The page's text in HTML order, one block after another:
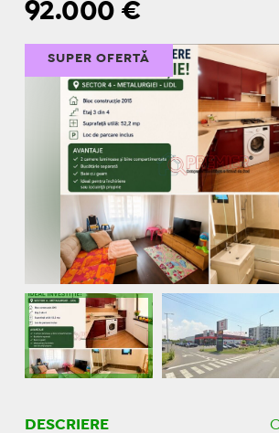
92.000€
SUPER OFERTĂ
DESCRIERE